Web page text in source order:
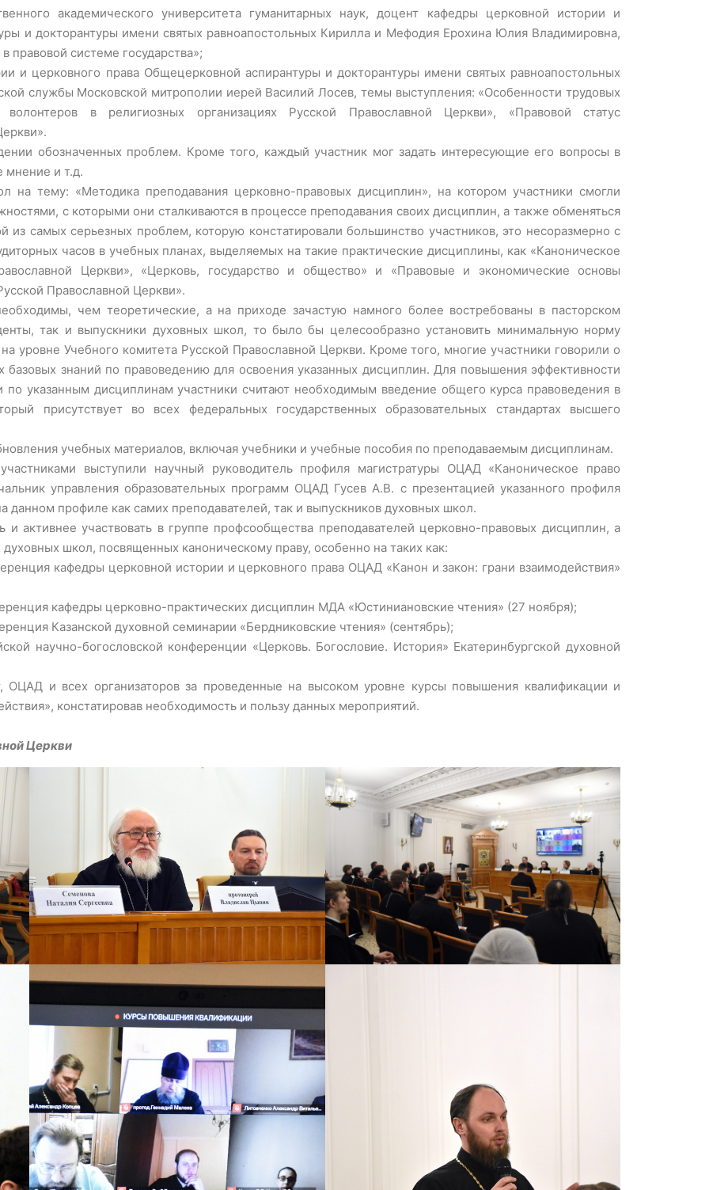
академического университета гуманитарных наук, доцент кафедры церковной истории и
и докторантуры имени святых равноапостольных Кирилла и Мефодия Ерохина Юлия Владимировна,
правовой системе государства»;
и церковного права Общецерковной аспирантуры и докторантуры имени святых равноапостольных
службы Московской митрополии иерей Василий Лосев, темы выступления: «Особенности трудовых
в религиозных организациях Русской Православной Церкви», «Правовой статус
обозначенных проблем. Кроме того, каждый участник мог задать интересующие его вопросы в
мнение и т.д.
на тему: «Методика преподавания церковно-правовых дисциплин», на котором участники смогли
с которыми они сталкиваются в процессе преподавания своих дисциплин, а также обменяться
самых серьезных проблем, которую констатировали большинство участников, это несоразмерно с
часов в учебных планах, выделяемых на такие практические дисциплины, как «Каноническое
Церкви», «Церковь, государство и общество» и «Правовые и экономические основы
Православной Церкви».
чем теоретические, а на приходе зачастую намного более востребованы в пасторском
так и выпускники духовных школ, то было бы целесообразно установить минимальную норму
уровне Учебного комитета Русской Православной Церкви. Кроме того, многие участники говорили о
базовых знаний по правоведению для освоения указанных дисциплин. Для повышения эффективности
по указанным дисциплинам участники считают необходимым введение общего курса правоведения в
присутствует во всех федеральных государственных образовательных стандартах высшего
учебных материалов, включая учебники и учебные пособия по преподаваемым дисциплинам.
выступили научный руководитель профиля магистратуры ОЦАД «Каноническое право
управления образовательных программ ОЦАД Гусев А.В. с презентацией указанного профиля
данном профиле как самих преподавателей, так и выпускников духовных школ.
и активнее участвовать в группе профсообщества преподавателей церковно-правовых дисциплин, а
школ, посвященных каноническому праву, особенно на таких как:
кафедры церковной истории и церковного права ОЦАД «Канон и закон: грани взаимодействия»
кафедры церковно-практических дисциплин МДА «Юстиниановские чтения» (27 ноября);
Казанской духовной семинарии «Бердниковские чтения» (сентябрь);
научно-богословской конференции «Церковь. Богословие. История» Екатеринбургской духовной
ОЦАД и всех организаторов за проведенные на высоком уровне курсы повышения квалификации и
констатировав необходимость и пользу данных мероприятий.
Церкви